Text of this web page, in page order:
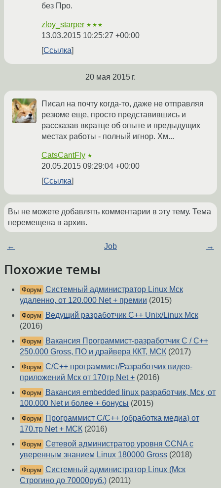
без Про.
zloy_starper ★★★
13.03.2015 10:25:27 +00:00
Ссылка
20 мая 2015 г.
Писал на почту когда-то, даже не отправляя
резюме еще, просто представившись и
рассказав вкратце об опыте и предыдущих
местах работы - полный игнор. Хм...
CatsCantFly ★
20.05.2015 09:29:04 +00:00
Ссылка
Вы не можете добавлять комментарии в эту тему. Тема
перемещена в архив.
← Job →
Похожие темы
Форум Системный администратор Linux Мск
удаленно, от 120.000 Net + премии (2015)
Форум
Ведущий разработчик С++ Unix/Linux Мск
(2016)
Форум
Вакансия Программист-разработчик C / C++
250.000 Gross, ПО и драйвера ККТ, МСК (2017)
Форум C/C++ программист/Разработчик видео-
приложений Мск от 170тр Net + (2016)
Форум
Вакансия embedded linux разработчик, Мск, от
100.000 Net и более + бонусы (2015)
Форум
Программист C/С++ (обработка медиа) от
170.тр Net + МСК (2016)
Форум Сетевой администратор уровня CCNA с
уверенным знанием Linux 180000 Gross (2018)
Форум Системный администратор Linux (Мск
Строгино до 70000руб.) (2011)